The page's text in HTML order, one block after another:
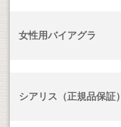
女性用バイアグラ
シアリス（正規品保証）